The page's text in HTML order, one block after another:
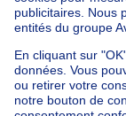
Appartement